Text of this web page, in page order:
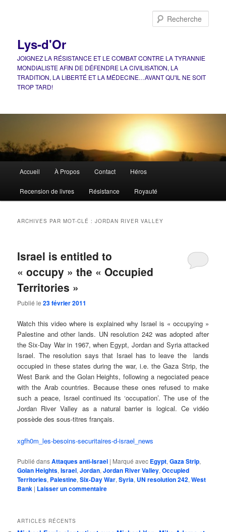
Lys-d'Or
JOIGNEZ LA RÉSISTANCE ET LE COMBAT CONTRE LA TYRANNIE
MONDIALISTE AFIN DE DÉFENDRE LA CIVILISATION, LA
TRADITION, LA LIBERTÉ ET LA MÉDECINE…AVANT QU'IL NE SOIT
TROP TARD!
principal
Accueil À Propos Contact Héros
Recension de livres Résistance Royauté
ARCHIVES PAR MOT-CLÉ :JORDAN RIVER VALLEY
Israel is entitled to
« occupy » the « Occupied
Territories »
Publié le23 février 2011
Watch this video where is explained why Israel is « occupying »
Palestine and other lands. UN resolution 242 was adopted after
the Six-Day War in 1967, when Egypt, Jordan and Syria attacked
Israel. The resolution says that Israel has to leave the lands
occupied in these states during the war, i.e. the Gaza Strip, the
West Bank and the Golan Heights, following a negociated peace
with the Arab countries. Because these ones refused to make
such a peace, Israel continued its ‘occupation’. The use of the
Jordan River Valley as a natural barrier is logical. Ce vidéo
possède des sous-titres français.
xgfh0m_les-besoins-securitaires-d-israel_news
Publié dansAttaques anti-Israel | Marqué avec Egypt,Gaza Strip,
Golan Heights,Israel,Jordan,Jordan River Valley,Occupied
Territories, Palestine,Six-Day War,Syria, UN resolution 242,West
Bank | Laisser un commentaire
ARTICLES RÉCENTS